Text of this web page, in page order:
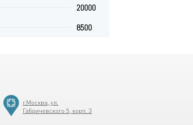
20000
8500
г.Москва, ул.
Габричевского 5, корп. 3